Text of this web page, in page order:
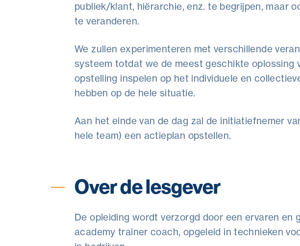
publiek/klant, hiërarchie, enz. te begrijpen, maar
te veranderen.
We zullen experimenteren met verschillende
systeem totdat we de meest geschikte oplossing
opstelling inspelen op het individuele en
hebben op de hele situatie.
Aan het einde van de dag zal de initiatiefnemer
hele team) een actieplan opstellen.
Over de lesgever
De opleiding wordt verzorgd door een ervaren en
academy trainer coach, opgeleid in technieken